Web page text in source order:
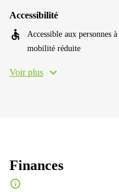
Accessibilité
Accessible aux personnes à
mobilité réduite
Voir plus
Finances